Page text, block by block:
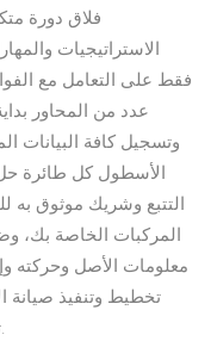
فلاق دورة
الاستراتيجيات
فقط على التعامل مع
عدد من المحاور
وتسجيل كافة البيانات
الأسطول كل طائرة حل
المركبات الخاصة بك،
معلومات الأصل وحركته
تخطيط وتنفيذ صيانة
تضمن استمرارية الفاعلية المطلوبة للأصل.